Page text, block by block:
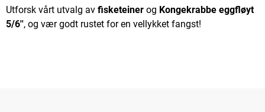
Utforsk vårt utvalg av fisketeiner og Kongekrabbe eggfløyt
5/6'', og vær godt rustet for en vellykket fangst!